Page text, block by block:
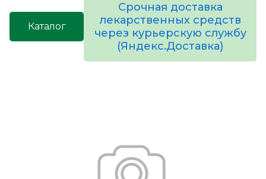
Каталог
Срочная доставка
лекарственных средств
через курьерскую службу
(Яндекс.Доставка)